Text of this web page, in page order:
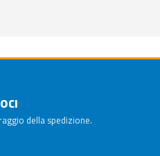
della spedizione.